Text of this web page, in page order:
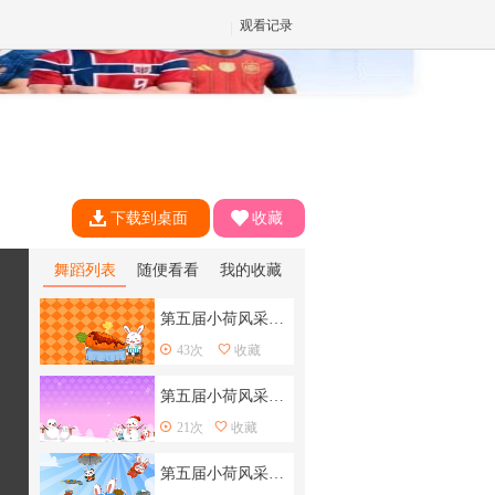
观看记录
下载到桌面 收藏
舞蹈列表 随便看看 我的收藏
第五届小荷风采儿童舞蹈大赛33
43次 收藏
第五届小荷风采儿童舞蹈大赛32
21次 收藏
第五届小荷风采儿童舞蹈大赛31